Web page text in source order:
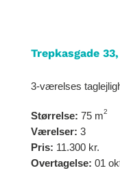
Trepkasgade
3-værelses
Størrelse: 75 m2
Værelser: 3
Pris: 11.300 kr.
Overtagelse: 01